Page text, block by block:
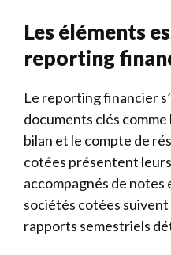
Les éléments
reporting
Le reporting financier
documents clés
bilan et le compte de
cotées présentent
accompagnés de notes
sociétés cotées suivent
rapports semestriels